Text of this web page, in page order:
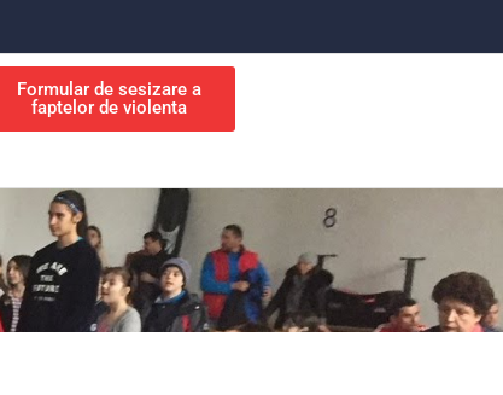
Formular de sesizare a
faptelor de violenta